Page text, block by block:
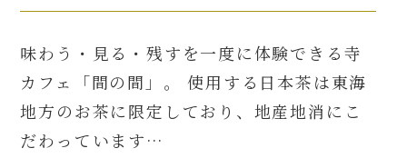
味わう・見る・残すを一度に体験できる寺
カフェ「間の間」。 使用する日本茶は東海
地方のお茶に限定しており、地産地消にこ
だわっています…